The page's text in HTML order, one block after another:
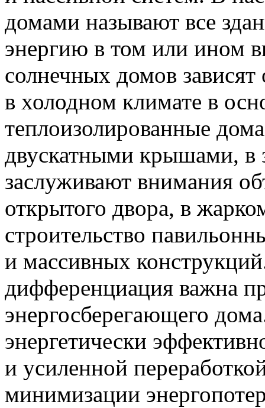
домами называют все
энергию в том или ином
солнечных домов
в холодном климате в
теплоизолированные
двускатными крышами, в
заслуживают внимания
открытого двора, в
строительство
и массивных
дифференциация важна
энергосберегающего
энергетически
и усиленной
минимизации